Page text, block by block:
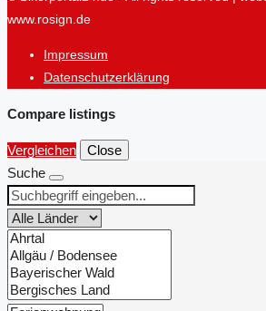
www.rosign.de
Impressum
Datenschutzerklärung
Compare listings
Vergleichen
Close
Suche